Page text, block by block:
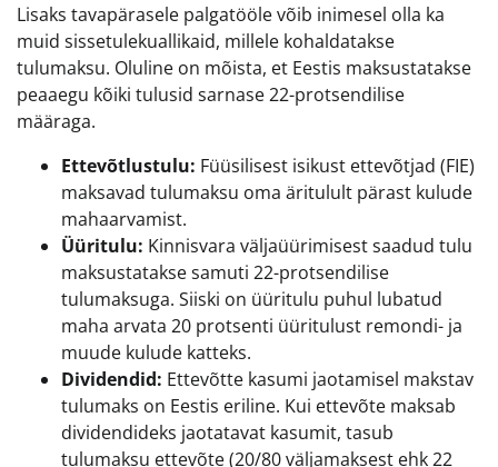
Lisaks tavapärasele palgatööle võib inimesel olla ka
muid sissetulekuallikaid, millele kohaldatakse
tulumaksu. Oluline on mõista, et Eestis maksustatakse
peaaegu kõiki tulusid sarnase 22-protsendilise
määraga.
Ettevõtlustulu: Füüsilisest isikust ettevõtjad (FIE)
maksavad tulumaksu oma äritulult pärast kulude
mahaarvamist.
Üüritulu: Kinnisvara väljaüürimisest saadud tulu
maksustatakse samuti 22-protsendilise
tulumaksuga. Siiski on üüritulu puhul lubatud
maha arvata 20 protsenti üüritulust remondi- ja
muude kulude katteks.
Dividendid: Ettevõtte kasumi jaotamisel makstav
tulumaks on Eestis eriline. Kui ettevõte maksab
dividendideks jaotatavat kasumit, tasub
tulumaksu ettevõte (20/80 väljamaksest ehk 22